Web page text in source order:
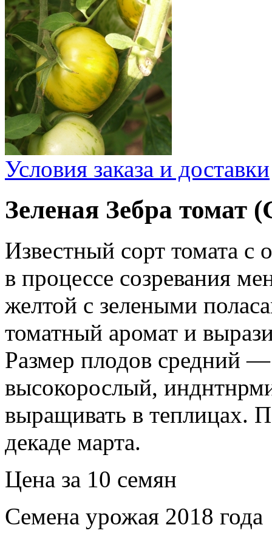
Условия заказа и доставки
Зеленая Зебра томат
Известный сорт томата с
в процессе созревания
желтой с зелеными
томатный аромат и
Размер плодов средний
высокорослый,
выращивать в теплицах.
декаде марта.
Цена за 10 семян
Семена урожая 2018 года